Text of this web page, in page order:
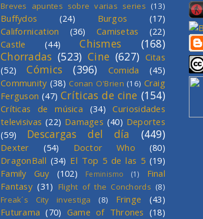
Breves apuntes sobre varias series (13)
Buffydos (24) Burgos
(17)
Californication
(36) Camisetas
(22)
Castle
(44) Chismes
(168)
Chorradas (523) Cine (627) Citas
(52)
Cómics (396) Comida
(45)
Community (38) Conan O'Brien (16) Craig
Ferguson (47) Críticas de cine (154)
Críticas de música (34)
Curiosidades
televisivas (22) Damages (40) Deportes
(59)
Descargas del día (449)
Dexter (54) Doctor Who
(80)
DragonBall (34) El Top 5 de las 5 (19)
Family Guy
(102) Feminismo (1)
Final
Fantasy (31) Flight of the Conchords (8)
Freak´s City investiga
(8) Fringe
(43)
Futurama (70) Game of Thrones (18)